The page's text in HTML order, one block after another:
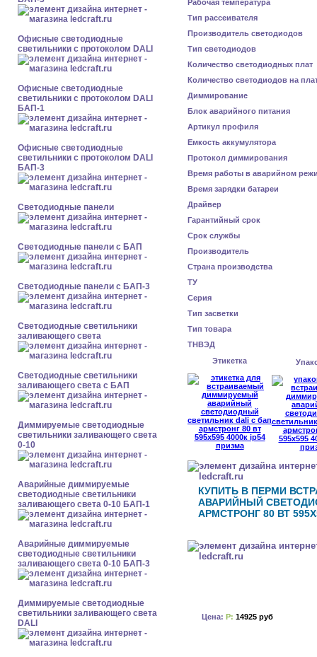
Офисные светодиодные
светильники с протоколом DALI
Офисные светодиодные
светильники с протоколом DALI
БАП-1
Офисные светодиодные
светильники с протоколом DALI
БАП-3
Cветодиодные панели
Cветодиодные панели с БАП
Cветодиодные панели с БАП-3
Светодиодные светильники
заливающего света
Светодиодные светильники
заливающего света с БАП
Диммируемые светодиодные
светильники заливающего света
0-10
Аварийные диммируемые
светодиодные светильники
заливающего света 0-10 БАП-1
Аварийные диммируемые
светодиодные светильники
заливающего света 0-10 БАП-3
Диммируемые светодиодные
светильники заливающего света
DALI
Рабочая температура
Тип рассеивателя
Производитель светодиодов
Тип светодиодов
Количество светодиодных плат
Количество светодиодов на
Диммирование
Блок аварийного питания
Артикул профиля
Емкость аккумулятора
Протокол диммирования
Время работы в аварийном
Время зарядки батареи
Драйвер
Гарантийный срок
Срок службы
Производитель
Страна производства
ТУ
Серия
Тип засветки
Тип товара
ТНВЭД
Этикетка
КУПИТЬ В ПЕРМИ
АВАРИЙНЫЙ
АРМСТРОНГ 80 ВТ
Цена: Р: 14925 руб